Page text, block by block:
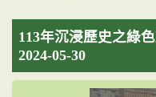
113年沉浸歷史之綠
2024-05-30